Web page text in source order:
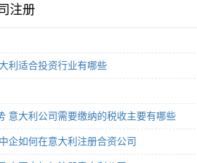
注册
利适合投资行业有哪些
意大利公司需要缴纳的税收主要有哪些
企如何在意大利注册合资公司